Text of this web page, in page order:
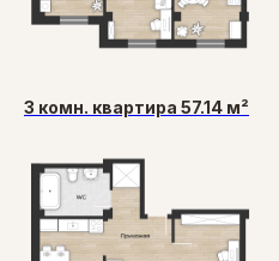
3 комн. квартира 57.14 м²